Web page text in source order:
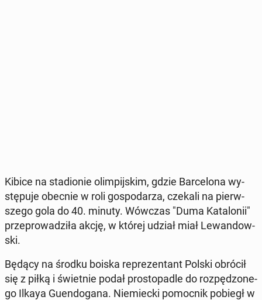
Kibice na sta­dio­nie olim­pij­skim, gdzie Bar­ce­lo­na wy­
stę­pu­je obecnie w roli go­spo­da­rza, czekali na pierw­
sze­go gola do 40. minuty. Wówczas "Duma Ka­ta­lo­nii"
prze­pro­wa­dzi­ła akcję, w której udział miał Le­wan­dow­
ski.
Będący na środku boiska re­pre­zen­tant Polski obrócił
się z piłką i świet­nie podał pro­sto­pa­dle do roz­pę­dzo­ne­
go Ilkaya Gu­en­do­ga­na. Nie­miec­ki po­moc­nik pobiegł w